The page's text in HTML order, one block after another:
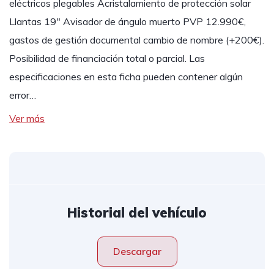
eléctricos plegables Acristalamiento de protección solar
Llantas 19" Avisador de ángulo muerto PVP 12.990€,
gastos de gestión documental cambio de nombre (+200€).
Posibilidad de financiación total o parcial. Las
especificaciones en esta ficha pueden contener algún
error…
Ver más
Historial del vehículo
Descargar